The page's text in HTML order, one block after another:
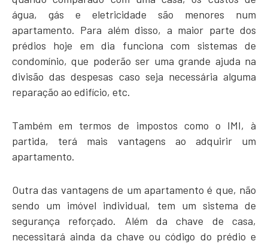
água, gás e eletricidade são menores num
apartamento. Para além disso, a maior parte dos
prédios hoje em dia funciona com sistemas de
condomínio, que poderão ser uma grande ajuda na
divisão das despesas caso seja necessária alguma
reparação ao edifício, etc.
Também em termos de impostos como o IMI, à
partida, terá mais vantagens ao adquirir um
apartamento.
Outra das vantagens de um apartamento é que, não
sendo um imóvel individual, tem um sistema de
segurança reforçado. Além da chave de casa,
necessitará ainda da chave ou código do prédio e